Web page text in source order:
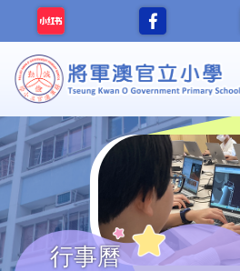
移至主內容
行事曆